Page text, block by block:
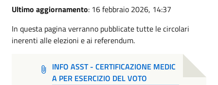
Ultimo aggiornamento: 16 febbraio 2026, 14:37
In questa pagina verranno pubblicate tutte le circolari
inerenti alle elezioni e ai referendum.
INFO ASST - CERTIFICAZIONE MEDIC
A PER ESERCIZIO DEL VOTO